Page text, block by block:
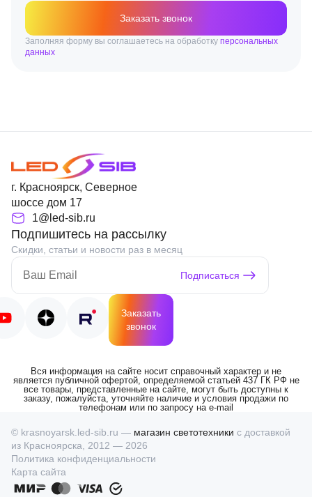
Заказать звонок
Заполняя форму вы соглашаетесь на обработку персональных
данных
г. Красноярск, Северное
шоссе дом 17
1@led-sib.ru
Подпишитесь на рассылку
Скидки, статьи и новости раз в месяц
Подписаться
Заказать
звонок
Вся информация на сайте носит справочный характер и не
является публичной офертой, определяемой статьей 437 ГК РФ не
все товары, представленные на сайте, могут быть доступны к
заказу, пожалуйста, уточняйте наличие и условия продажи по
телефонам или по запросу на e-mail
© krasnoyarsk.led-sib.ru — магазин светотехники с доставкой
из Красноярска, 2012 — 2026
Политика конфиденциальности
Карта сайта